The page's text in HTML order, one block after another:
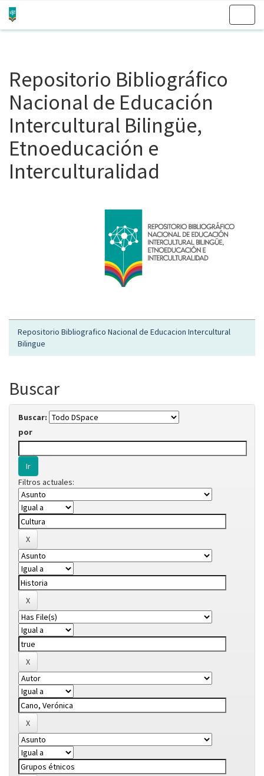
Repositorio Bibliográfico
Nacional de Educación
Intercultural Bilingüe,
Etnoeducación e
Interculturalidad
Repositorio Bibliografico Nacional de Educacion Intercultural
Bilingue
Buscar
Buscar:
por
Filtros actuales: